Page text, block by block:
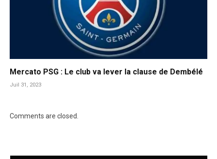
Mercato PSG : Le club va lever la clause de Dembélé
Juil 31, 2023
Comments are closed.